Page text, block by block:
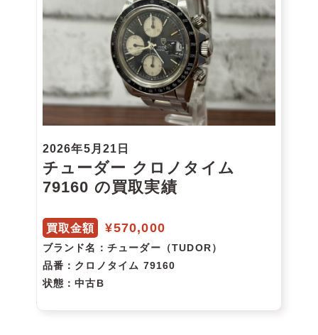
2026年5月21日
チューダー クロノタイム
79160 の買取実績
買取金額 ¥570,000
ブランド名 ：チューダー（TUDOR）
品番 ：クロノタイム 79160
状態 ：中古B